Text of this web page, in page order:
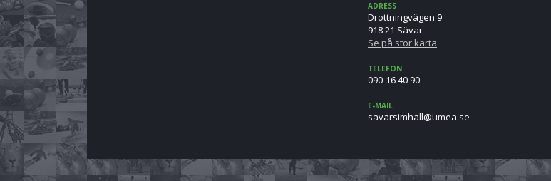
ADRESS
Drottningvägen 9
918 21 Sävar
Se på stor karta
TELEFON
090-16 40 90
E-MAIL
es.aemu@llahmisravas